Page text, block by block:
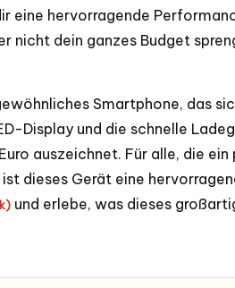
eine hervorragende
nicht dein ganzes Budget
Smartphone, das
Display und die schnelle
auszeichnet. Für alle, die
dieses Gerät eine
und erlebe, was dieses